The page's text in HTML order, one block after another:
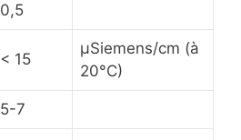
0,5
< 15
µSiemens/cm (à
20°C)
5-7